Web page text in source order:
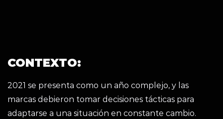
CONTEXTO:
2021 se presenta como un año complejo, y las
marcas debieron tomar decisiones tácticas para
adaptarse a una situación en constante cambio.